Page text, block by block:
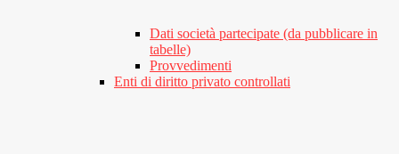
Dati società partecipate (da pubblicare in
tabelle)
Provvedimenti
Enti di diritto privato controllati